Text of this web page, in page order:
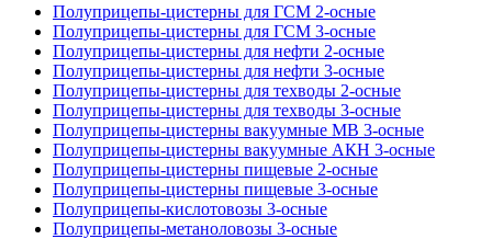
Полуприцепы-цистерны для ГСМ 2-осные
Полуприцепы-цистерны для ГСМ 3-осные
Полуприцепы-цистерны для нефти 2-осные
Полуприцепы-цистерны для нефти 3-осные
Полуприцепы-цистерны для техводы 2-осные
Полуприцепы-цистерны для техводы 3-осные
Полуприцепы-цистерны вакуумные МВ 3-осные
Полуприцепы-цистерны вакуумные АКН 3-осные
Полуприцепы-цистерны пищевые 2-осные
Полуприцепы-цистерны пищевые 3-осные
Полуприцепы-кислотовозы 3-осные
Полуприцепы-метаноловозы 3-осные